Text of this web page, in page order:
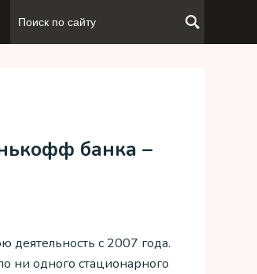
банка –
деятельность с 2007 года.
ни одного стационарного